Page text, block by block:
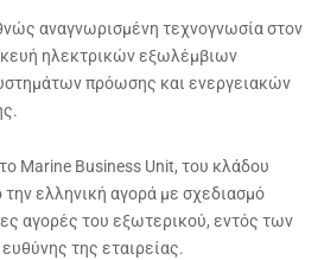
αναγνωρισμένη τεχνογνωσία στον
ηλεκτρικών εξωλέμβιων
πρόωσης και ενεργειακών
Marine Business Unit, του κλάδου
ελληνική αγορά με σχεδιασμό
αγορές του εξωτερικού, εντός των
της εταιρείας.